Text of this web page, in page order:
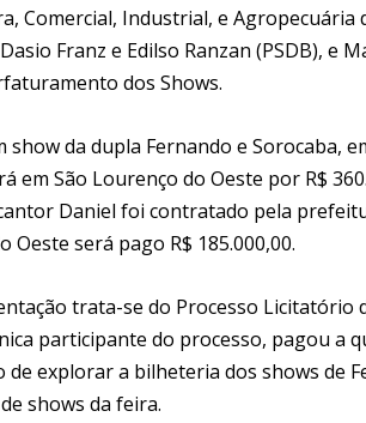
Comercial, Industrial, e Agropecuária
Franz e Edilso Ranzan (PSDB), e
dos Shows.
da dupla Fernando e Sorocaba,
em São Lourenço do Oeste por R$
Daniel foi contratado pela
Oeste será pago R$ 185.000,00.
trata-se do Processo Licitatório
participante do processo, pagou a
explorar a bilheteria dos shows de
shows da feira.